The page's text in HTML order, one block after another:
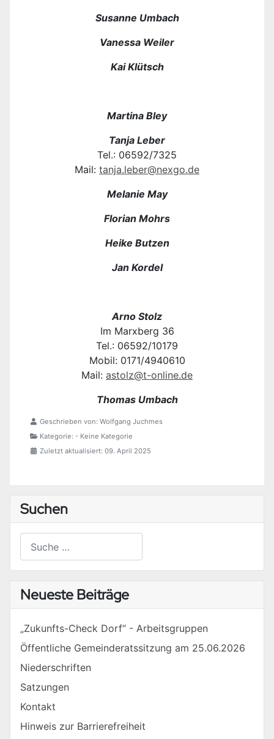
Susanne Umbach
Vanessa Weiler
Kai Klütsch
Martina Bley
Tanja Leber
Tel.: 06592/7325
Mail: tanja.leber@nexgo.de
Melanie May
Florian Mohrs
Heike Butzen
Jan Kordel
Arno Stolz
Im Marxberg 36
Tel.: 06592/10179
Mobil: 0171/4940610
Mail: astolz@t-online.de
Thomas Umbach
Geschrieben von: Wolfgang Juchmes
Kategorie: - Keine Kategorie
Zuletzt aktualisiert: 09. April 2025
Suchen
Type 2 or more characters for results.
Neueste Beiträge
„Zukunfts-Check Dorf“ - Arbeitsgruppen
Öffentliche Gemeinderatssitzung am 25.06.2026
Niederschriften
Satzungen
Kontakt
Hinweis zur Barrierefreiheit